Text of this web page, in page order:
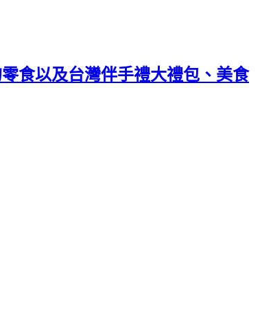
食以及台灣伴手禮大禮包、美食